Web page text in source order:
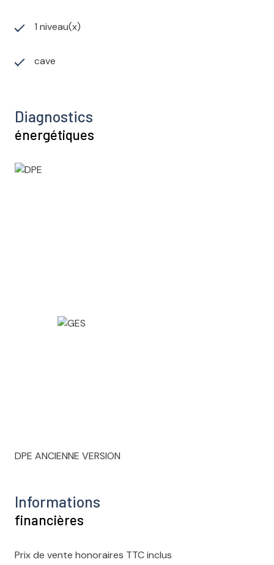
1 niveau(x)
cave
Diagnostics
énergétiques
DPE ANCIENNE VERSION
Informations
financières
Prix de vente honoraires TTC inclus